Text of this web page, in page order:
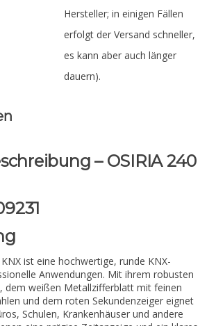
Hersteller; in einigen Fällen
erfolgt der Versand schneller,
es kann aber auch länger
dauern).
– OSIRIA 240
KNX ist eine hochwertige, runde KNX-
Anwendungen. Mit ihrem robusten
dem weißen Metallzifferblatt mit feinen
und dem roten Sekundenzeiger eignet
Schulen, Krankenhäuser und andere